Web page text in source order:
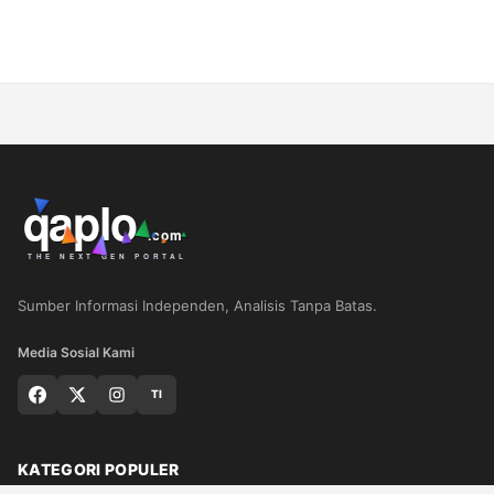
Sumber Informasi Independen, Analisis Tanpa Batas.
Media Sosial Kami
TI
KATEGORI POPULER